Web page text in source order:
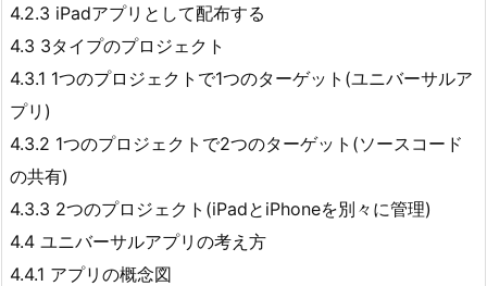
4.2.3 iPadアプリとして配布する
4.3 3タイプのプロジェクト
4.3.1 1つのプロジェクトで1つのターゲット(ユニバーサルア
プリ)
4.3.2 1つのプロジェクトで2つのターゲット(ソースコード
の共有)
4.3.3 2つのプロジェクト(iPadとiPhoneを別々に管理)
4.4 ユニバーサルアプリの考え方
4.4.1 アプリの概念図